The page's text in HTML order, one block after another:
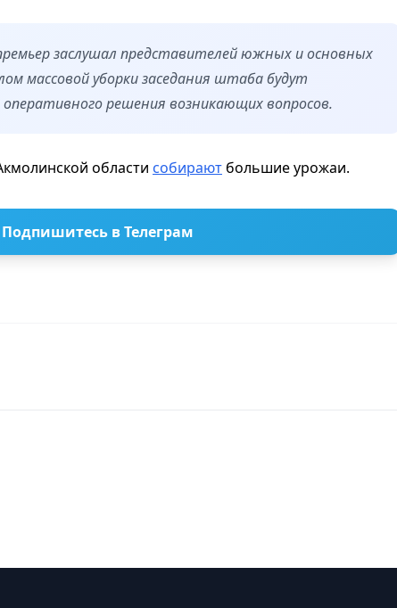
заслушал представителей южных и основных
массовой уборки заседания штаба будут
решения возникающих вопросов.
области собирают большие урожаи.
Подпишитесь в Телеграм